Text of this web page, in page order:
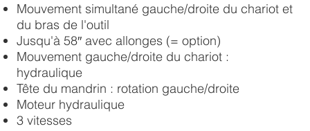
Mouvement simultané gauche/droite du chariot et
du bras de l'outil
Jusqu'à 58″ avec allonges (= option)
Mouvement gauche/droite du chariot :
hydraulique
Tête du mandrin : rotation gauche/droite
Moteur hydraulique
3 vitesses